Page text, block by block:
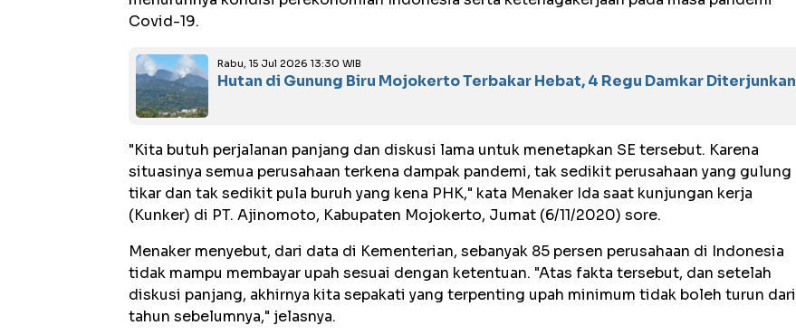
Covid-19.
Rabu, 15 Jul 2026 13:30 WIB
Hutan di Gunung Biru Mojokerto Terbakar Hebat, 4 Regu Damkar Diterjunkan
"Kita butuh perjalanan panjang dan diskusi lama untuk menetapkan SE tersebut. Karena
situasinya semua perusahaan terkena dampak pandemi, tak sedikit perusahaan yang gulung
tikar dan tak sedikit pula buruh yang kena PHK," kata Menaker Ida saat kunjungan kerja
(Kunker) di PT. Ajinomoto, Kabupaten Mojokerto, Jumat (6/11/2020) sore.
Menaker menyebut, dari data di Kementerian, sebanyak 85 persen perusahaan di Indonesia
tidak mampu membayar upah sesuai dengan ketentuan. "Atas fakta tersebut, dan setelah
diskusi panjang, akhirnya kita sepakati yang terpenting upah minimum tidak boleh turun dari
tahun sebelumnya," jelasnya.